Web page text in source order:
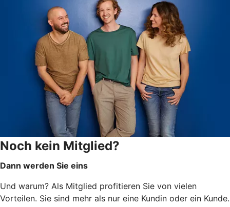
Noch kein Mitglied?
Dann werden Sie eins
Und warum? Als Mitglied profitieren Sie von vielen
Vorteilen. Sie sind mehr als nur eine Kundin oder ein Kunde.